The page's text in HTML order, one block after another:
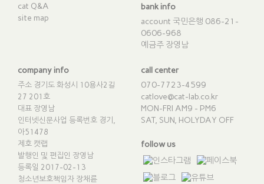
cat Q&A
site map
bank info
account 국민은행 086-21-
0606-968
예금주 장영남
company info
주소 경기도 화성시 10용사2길
27 201호
대표 장영남
인터넷신문사업 등록번호 경기,
아51478
제호 캣랩
발행인 및 편집인 장영남
등록일 2017-02-13
청소년보호책임자 장채륜
call center
070-7723-4599
catlove@cat-lab.co.kr
MON-FRI AM9 - PM6
SAT, SUN, HOLYDAY OFF
follow us